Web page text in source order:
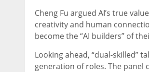
Cheng Fu argued AI’s true
creativity and human
become the “AI builders” of
Looking ahead, “dual-skilled”
generation of roles. The panel